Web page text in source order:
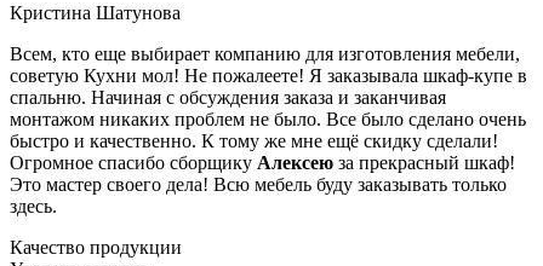
Кристина Шатунова
Всем, кто еще выбирает компанию для изготовления мебели,
советую Кухни мол! Не пожалеете! Я заказывала шкаф-купе в
спальню. Начиная с обсуждения заказа и заканчивая
монтажом никаких проблем не было. Все было сделано очень
быстро и качественно. К тому же мне ещё скидку сделали!
Огромное спасибо сборщику Алексею за прекрасный шкаф!
Это мастер своего дела! Всю мебель буду заказывать только
здесь.
Качество продукции